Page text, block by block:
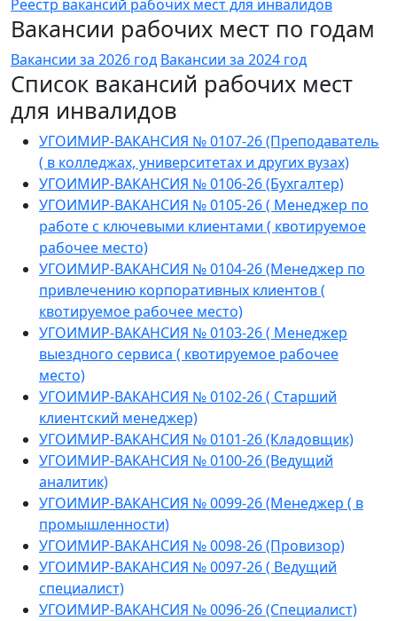
Реестр вакансий рабочих мест для инвалидов
Вакансии рабочих мест по годам
Вакансии за 2026 год Вакансии за 2024 год
Список вакансий рабочих мест
для инвалидов
УГОИМИР-ВАКАНСИЯ № 0107-26 (Преподаватель
( в колледжах, университетах и других вузах)
УГОИМИР-ВАКАНСИЯ № 0106-26 (Бухгалтер)
УГОИМИР-ВАКАНСИЯ № 0105-26 ( Менеджер по
работе с ключевыми клиентами ( квотируемое
рабочее место)
УГОИМИР-ВАКАНСИЯ № 0104-26 (Менеджер по
привлечению корпоративных клиентов (
квотируемое рабочее место)
УГОИМИР-ВАКАНСИЯ № 0103-26 ( Менеджер
выездного сервиса ( квотируемое рабочее
место)
УГОИМИР-ВАКАНСИЯ № 0102-26 ( Старший
клиентский менеджер)
УГОИМИР-ВАКАНСИЯ № 0101-26 (Кладовщик)
УГОИМИР-ВАКАНСИЯ № 0100-26 (Ведущий
аналитик)
УГОИМИР-ВАКАНСИЯ № 0099-26 (Менеджер ( в
промышленности)
УГОИМИР-ВАКАНСИЯ № 0098-26 (Провизор)
УГОИМИР-ВАКАНСИЯ № 0097-26 ( Ведущий
специалист)
УГОИМИР-ВАКАНСИЯ № 0096-26 (Специалист)